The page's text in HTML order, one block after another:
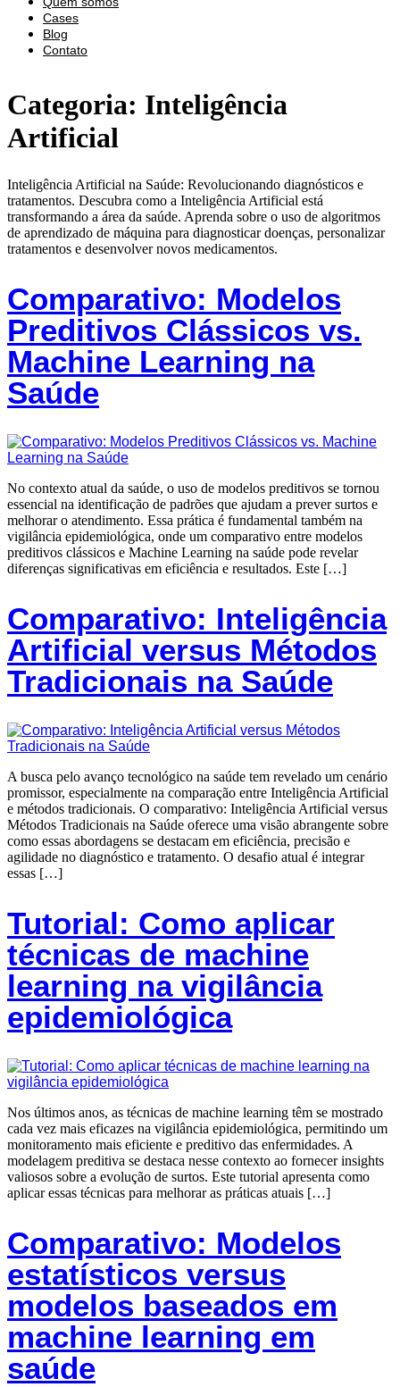
Cases
Blog
Contato
Categoria: Inteligência
Artificial
Inteligência Artificial na Saúde: Revolucionando diagnósticos e
tratamentos. Descubra como a Inteligência Artificial está
transformando a área da saúde. Aprenda sobre o uso de algoritmos
de aprendizado de máquina para diagnosticar doenças, personalizar
tratamentos e desenvolver novos medicamentos.
Comparativo: Modelos
Preditivos Clássicos vs.
Machine Learning na
Saúde
No contexto atual da saúde, o uso de modelos preditivos se tornou
essencial na identificação de padrões que ajudam a prever surtos e
melhorar o atendimento. Essa prática é fundamental também na
vigilância epidemiológica, onde um comparativo entre modelos
preditivos clássicos e Machine Learning na saúde pode revelar
diferenças significativas em eficiência e resultados. Este […]
Comparativo: Inteligência
Artificial versus Métodos
Tradicionais na Saúde
A busca pelo avanço tecnológico na saúde tem revelado um cenário
promissor, especialmente na comparação entre Inteligência Artificial
e métodos tradicionais. O comparativo: Inteligência Artificial versus
Métodos Tradicionais na Saúde oferece uma visão abrangente sobre
como essas abordagens se destacam em eficiência, precisão e
agilidade no diagnóstico e tratamento. O desafio atual é integrar
essas […]
Tutorial: Como aplicar
técnicas de machine
learning na vigilância
epidemiológica
Nos últimos anos, as técnicas de machine learning têm se mostrado
cada vez mais eficazes na vigilância epidemiológica, permitindo um
monitoramento mais eficiente e preditivo das enfermidades. A
modelagem preditiva se destaca nesse contexto ao fornecer insights
valiosos sobre a evolução de surtos. Este tutorial apresenta como
aplicar essas técnicas para melhorar as práticas atuais […]
Comparativo: Modelos
estatísticos versus
modelos baseados em
machine learning em
saúde